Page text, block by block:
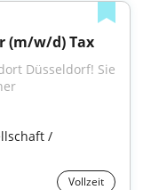
(m/w/d) Tax
Düsseldorf! Sie
Vollzeit